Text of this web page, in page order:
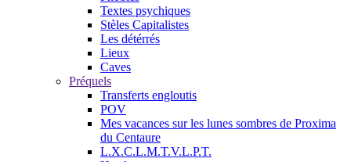
Textes psychiques
Stèles Capitalistes
Les détérrés
Lieux
Caves
Préquels
Transferts engloutis
POV
Mes vacances sur les lunes sombres de Proxima
du Centaure
L.X.C.L.M.T.V.L.P.T.